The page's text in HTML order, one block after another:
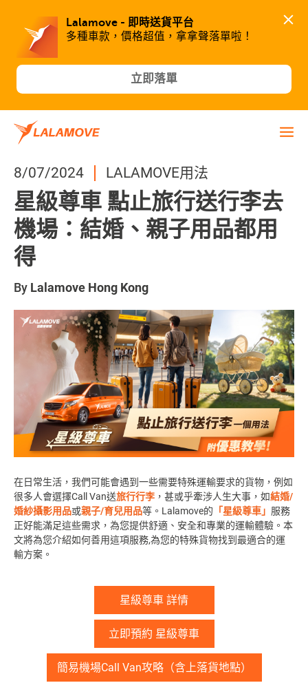
Lalamove - 即時送貨平台
多種車款，價格超值，拿拿聲落單啦！
立即落單
8/07/2024 LALAMOVE用法
星級尊車 點止旅行送行李去
機場：結婚、親子用品都用
得
By Lalamove Hong Kong
在日常生活，我們可能會遇到一些需要特殊運輸要求的貨物，例如
很多人會選擇Call Van送旅行行李 ，甚或乎牽涉人生大事，如結婚/
婚紗攝影用品或親子/育兒用品等。Lalamove的 「星級尊車」 服務
正好能滿足這些需求，為您提供舒適、安全和專業的運輸體驗。本
文將為您介紹如何善用這項服務,為您的特殊貨物找到最適合的運
輸方案。
星級尊車 詳情
立即預約 星級尊車
簡易機場Call Van攻略（含上落貨地點）